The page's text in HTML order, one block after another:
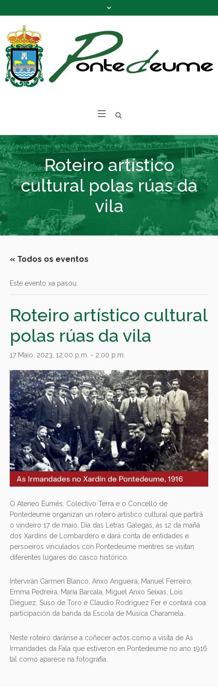
Roteiro artístico
cultural polas rúas da
vila
« Todos os eventos
Este evento xa pasou.
Roteiro artístico cultural
polas rúas da vila
17 Maio, 2023, 12:00 p.m. - 2:00 p.m.
O Ateneo Eumés, Colectivo Terra e o Concello de
Pontedeume organizan un roteiro artístico cultural que partirá
o vindeiro 17 de maio, Día das Letras Galegas, ás 12 da mañá
dos Xardíns de Lombardero e dará conta de entidades e
persoeiros vinculados con Pontedeume mentres se visitan
diferentes lugares do casco histórico.
Intervirán Carmen Blanco, Anxo Angueira, Manuel Ferreiro,
Emma Pedreira, María Barcala, Miguel Anxo Seixas, Lois
Diéguez, Suso de Toro e Claudio Rodríguez Fer e contará coa
participación da banda da Escola de Música Charamela.
Neste roteiro daránse a coñecer actos como a visita de As
Irmandades da Fala que estiveron en Pontedeume no ano 1916
tal como aparece na fotografía.